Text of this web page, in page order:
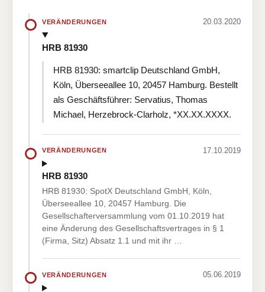
VERÄNDERUNGEN 20.03.2020
HRB 81930
HRB 81930: smartclip Deutschland GmbH,
Köln, Überseeallee 10, 20457 Hamburg. Bestellt
als Geschäftsführer: Servatius, Thomas
Michael, Herzebrock-Clarholz, *XX.XX.XXXX.
VERÄNDERUNGEN 17.10.2019
HRB 81930
HRB 81930: SpotX Deutschland GmbH, Köln,
Überseeallee 10, 20457 Hamburg. Die
Gesellschafterversammlung vom 01.10.2019 hat
eine Änderung des Gesellschaftsvertrages in § 1
(Firma, Sitz) Absatz 1.1 und mit ihr …
VERÄNDERUNGEN 05.06.2019